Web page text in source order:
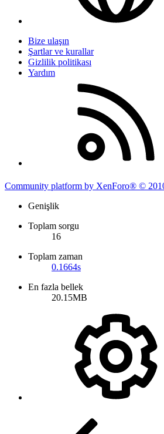
Bize ulaşın
Şartlar ve kurallar
Gizlilik politikası
Yardım
Community platform by XenForo® ©
Genişlik
Toplam sorgu
16
Toplam zaman
0.1664s
En fazla bellek
20.15MB